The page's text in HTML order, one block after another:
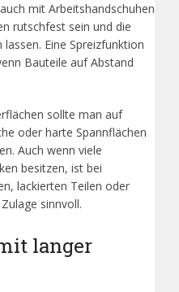
mit Arbeitshandschuhen
rutschfest sein und die
Eine Spreizfunktion
Bauteile auf Abstand
sollte man auf
oder harte Spannflächen
Auch wenn viele
besitzen, ist bei
lackierten Teilen oder
sinnvoll.
langer